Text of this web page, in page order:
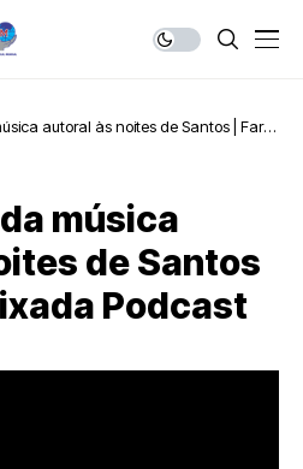
autoral às noites de Santos | Farol
música
de Santos
Podcast